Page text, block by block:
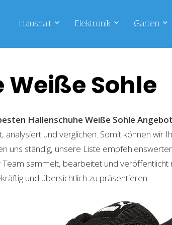
Haushalt Elektronik Garten
Sohle
Hallenschuhe Weiße Sohle
und verglichen. Somit können wir
uns ständig, unsere Liste
sammelt, bearbeitet und veröffentlicht
und übersichtlich zu präsentieren.